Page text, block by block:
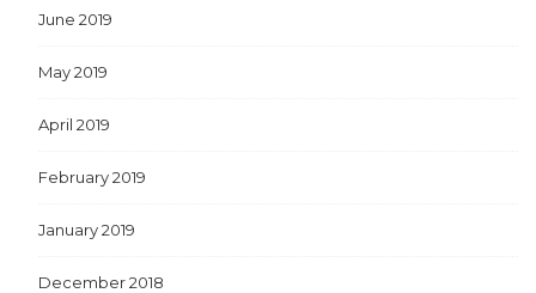
June 2019
May 2019
April 2019
February 2019
January 2019
December 2018